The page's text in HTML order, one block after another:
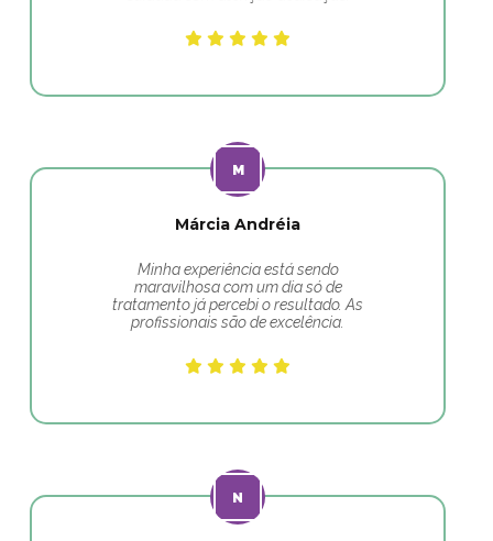
Márcia Andréia
Minha experiência está sendo
maravilhosa com um dia só de
tratamento já percebi o resultado. As
profissionais são de excelência.